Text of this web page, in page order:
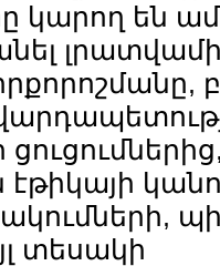
կարող են
տեսակի